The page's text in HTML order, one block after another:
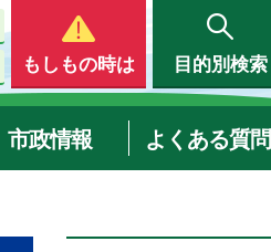
もしもの時は 目的別検索
市政情報 よくある質問